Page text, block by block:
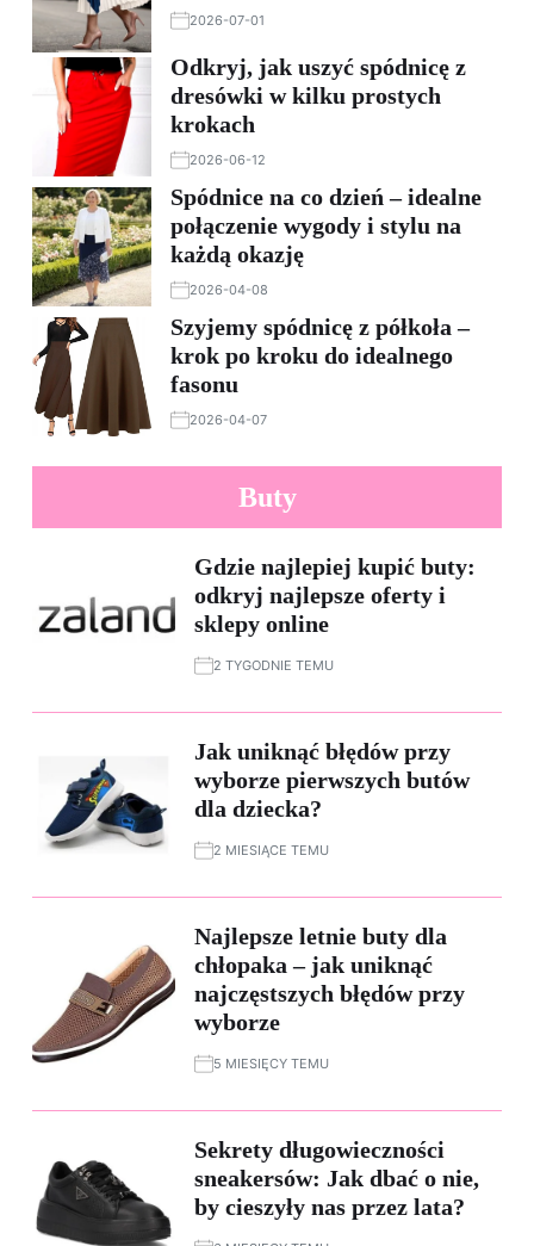
2026-07-01
Odkryj, jak uszyć spódnicę z
dresówki w kilku prostych
krokach
2026-06-12
Spódnice na co dzień – idealne
połączenie wygody i stylu na
każdą okazję
2026-04-08
Szyjemy spódnicę z półkoła –
krok po kroku do idealnego
fasonu
2026-04-07
Buty
Gdzie najlepiej kupić buty:
odkryj najlepsze oferty i
sklepy online
2 TYGODNIE TEMU
Jak uniknąć błędów przy
wyborze pierwszych butów
dla dziecka?
2 MIESIĄCE TEMU
Najlepsze letnie buty dla
chłopaka – jak uniknąć
najczęstszych błędów przy
wyborze
5 MIESIĘCY TEMU
Sekrety długowieczności
sneakersów: Jak dbać o nie,
by cieszyły nas przez lata?